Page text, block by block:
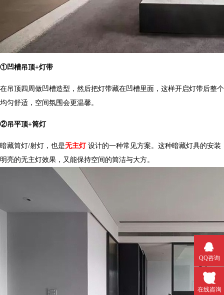
①凹槽吊顶+灯带
在吊顶四周做凹槽造型，然后把灯带藏在凹槽里面，这样开启灯带后
均匀舒适，空间氛围会更温馨。
②吊平顶+筒灯
暗藏筒灯/射灯，也是无主灯 设计的一种常见方案。这种暗藏灯具的安
明亮的无主灯效果，又能保持空间的简洁与大方。
QQ咨询
在线咨询